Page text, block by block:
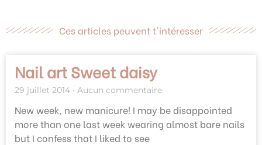
Ces articles peuvent t'intéresser
Nail art Sweet daisy
29 juillet 2014 Aucun commentaire
New week, new manicure! I may be disappointed
more than one last week wearing almost bare nails
but I confess that I liked to see